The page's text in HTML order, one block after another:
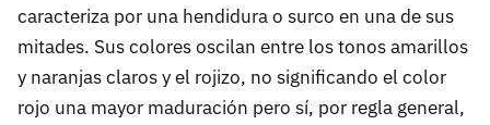
caracteriza por una hendidura o surco en una de sus
mitades. Sus colores oscilan entre los tonos amarillos
y naranjas claros y el rojizo, no significando el color
rojo una mayor maduración pero sí, por regla general,